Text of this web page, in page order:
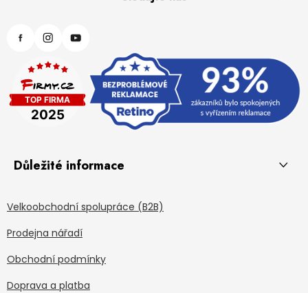
Důležité informace
Velkoobchodní spolupráce (B2B)
Prodejna nářadí
Obchodní podmínky
Doprava a platba